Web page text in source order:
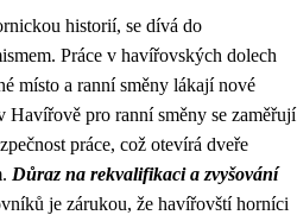
historií, se dívá do
Práce v havířovských dolech
místo a ranní směny lákají nové
pro ranní směny se zaměřují
práce, což otevírá dveře
Důraz na rekvalifikaci a zvyšování
je zárukou, že havířovští horníci